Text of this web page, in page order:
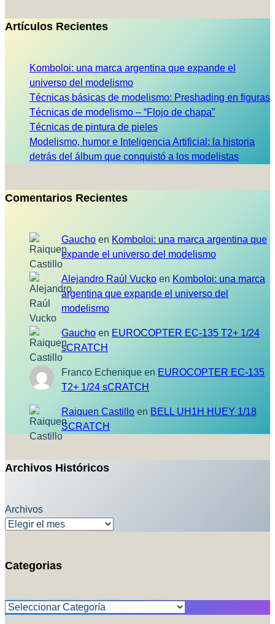
Artículos Recientes
Komboloi: una marca argentina que expande el
universo del modelismo
Técnicas básicas de modelismo: Preshading en figuras
Técnicas de modelismo – “Flojo de chapa”
Técnicas de pintura de pieles
Modelismo, humor e Inteligencia Artificial: la historia
detrás del álbum que conquistó a los modelistas
Comentarios Recientes
Gaucho en Komboloi: una marca argentina que
expande el universo del modelismo
Alejandro Raúl Vucko en Komboloi: una marca
argentina que expande el universo del
modelismo
Gaucho en EUROCOPTER EC-135 T2+ 1/24
sCRATCH
Franco Echenique en EUROCOPTER EC-135
T2+ 1/24 sCRATCH
Raiquen Castillo en BELL UH1H HUEY 1/18
SCRATCH
Archivos Históricos
Archivos
Categorias
Categorías